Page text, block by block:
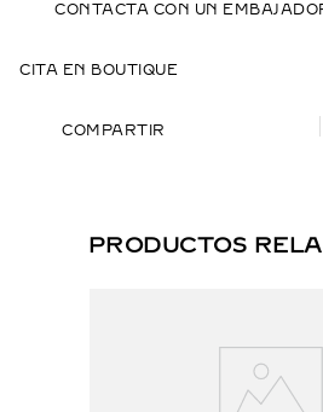
CONTACTA CON UN
CITA EN BOUTIQUE
COMPARTIR
PRODUCTOS